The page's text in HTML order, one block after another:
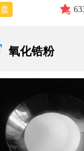
氧化锆粉